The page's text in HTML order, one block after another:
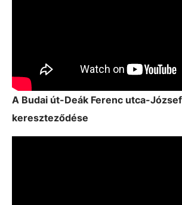
A Budai út-Deák Ferenc utca-
kereszteződése